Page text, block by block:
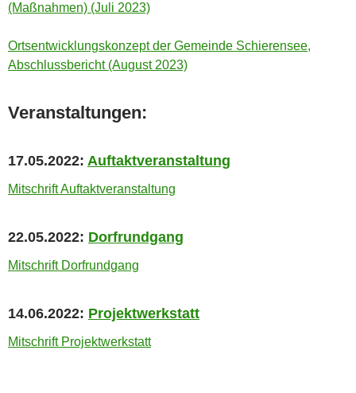
(Maßnahmen) (Juli 2023)
Ortsentwicklungskonzept der Gemeinde Schierensee,
Abschlussbericht (August 2023)
Veranstaltungen:
17.05.2022: Auftaktveranstaltung
Mitschrift Auftaktveranstaltung
22.05.2022: Dorfrundgang
Mitschrift Dorfrundgang
14.06.2022: Projektwerkstatt
Mitschrift Projektwerkstatt